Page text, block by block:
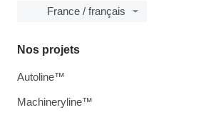
France / français
Nos projets
Autoline™
Machineryline™